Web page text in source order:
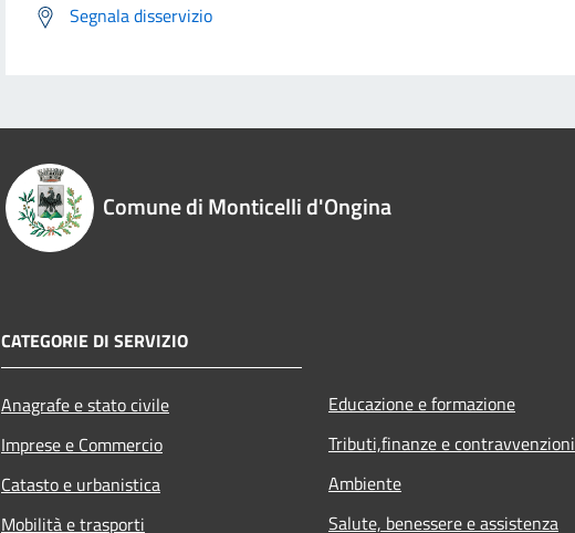
Segnala disservizio
Comune di Monticelli d'Ongina
CATEGORIE DI SERVIZIO
Anagrafe e stato civile
Imprese e Commercio
Catasto e urbanistica
Mobilità e trasporti
Educazione e formazione
Tributi,finanze e contravvenzioni
Ambiente
Salute, benessere e assistenza